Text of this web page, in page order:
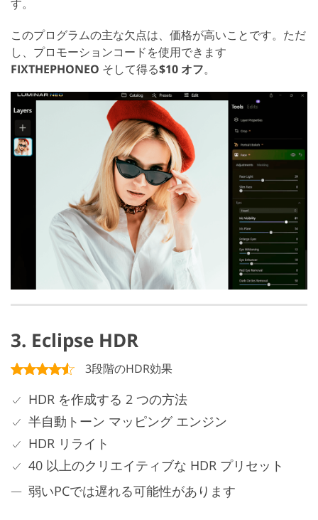
す。
このプログラムの主な欠点は、価格が高いことです。ただ
し、プロモーションコードを使用できます
FIXTHEPHONEO そして得る$10 オフ。
3. Eclipse HDR
3段階のHDR効果
HDR を作成する 2 つの方法
半自動トーン マッピング エンジン
HDR リライト
40 以上のクリエイティブな HDR プリセット
弱いPCでは遅れる可能性があります